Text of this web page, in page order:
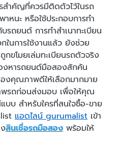
รสำคัญที่ควรมีติดตัวไว้ในรถ
หนะ หรือใช้ประกอบการทำ
ถยนต์ การทำสำเนาทะเบียน
ในการใช้งานแล้ว ยังช่วย
ขโมยเล่มทะเบียนรถตัวจริง
หารถยนต์มือสองสักคัน
คุณภาพดีให้เลือกมากมาย
รถก่อนส่งมอบ เพื่อให้คุณ
บบ สำหรับใครที่สนใจซื้อ-ขาย
แอดไลน์ gurumalist เข้า
สินเชื่อรถมือสอง พร้อมให้